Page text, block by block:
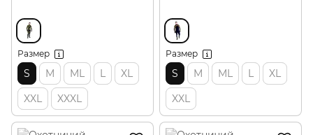
Размер
S M ML L
XL
XXL
XXXL
Размер
S M ML L
XL
XXL